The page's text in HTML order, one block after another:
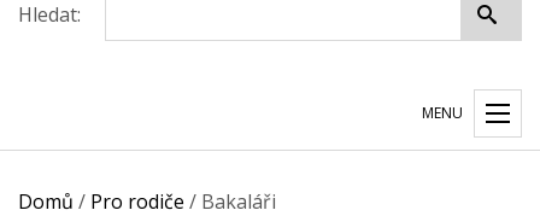
Hledat:
MENU
Domů / Pro rodiče / Bakaláři